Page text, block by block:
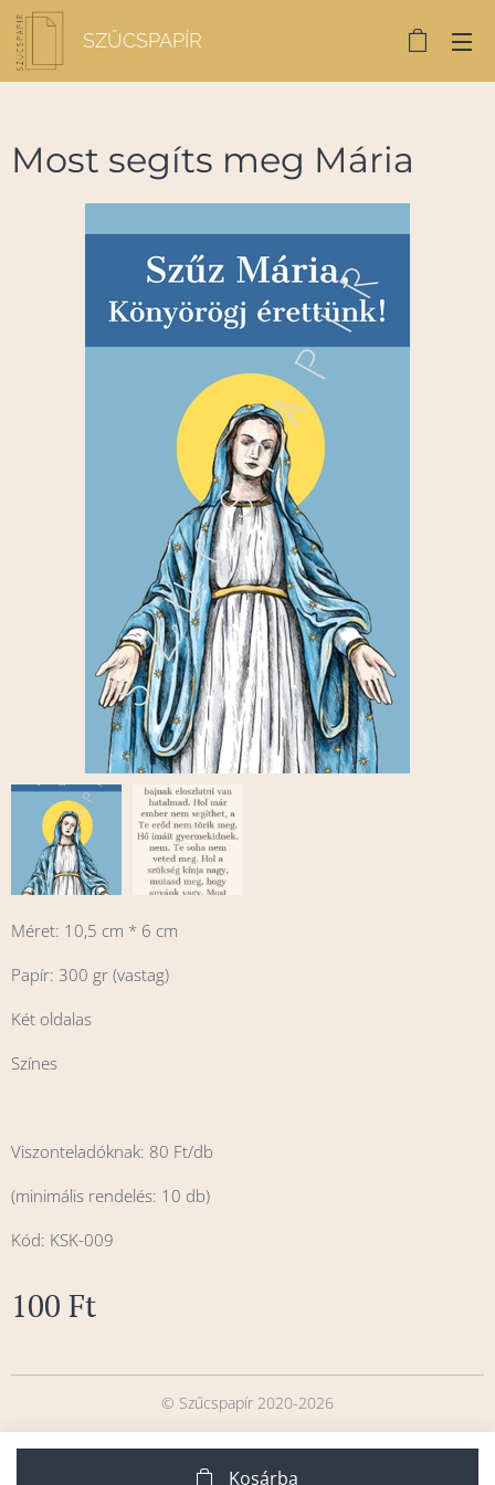
SZŰCSPAPÍR
Most segíts meg Mária
Méret: 10,5 cm * 6 cm
Papír: 300 gr (vastag)
Két oldalas
Színes
Viszonteladóknak: 80 Ft/db
(minimális rendelés: 10 db)
Kód: KSK-009
100 Ft
Kosárba
© Szűcspapír 2020-2026